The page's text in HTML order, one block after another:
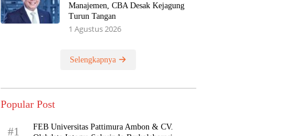
Manajemen, CBA Desak Kejagung
Turun Tangan
1 Agustus 2026
Selengkapnya
Popular Post
#1
FEB Universitas Pattimura Ambon & CV.